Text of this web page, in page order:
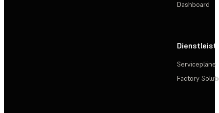
Dashboard
Servicepläne
Factory